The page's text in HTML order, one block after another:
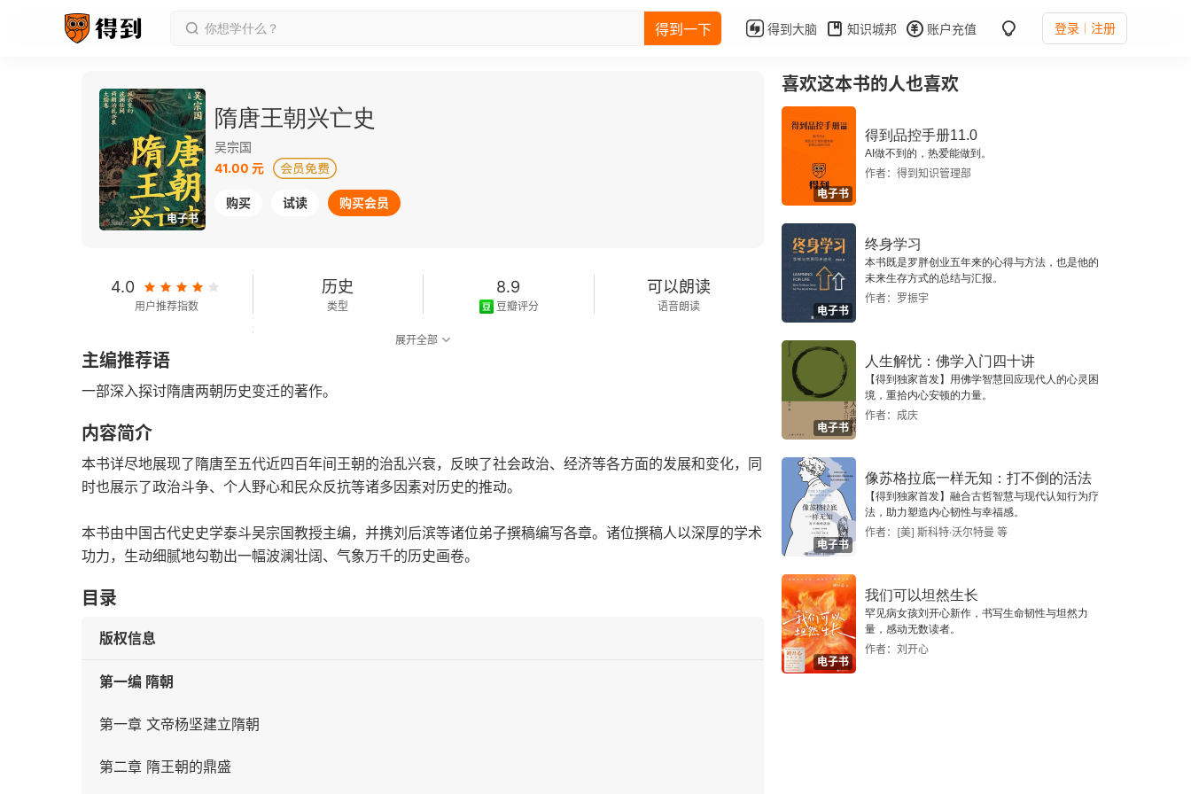
得到一下 得到大脑 知识城邦 账户充值 登录 注册
电子书
隋唐王朝兴亡史
吴宗国
41.00 元
购买 试读 购买会员
4.0
用户推荐指数
历史
类型
8.9
豆瓣评分
可以朗读
语音朗读
字数
展开全部
主编推荐语
一部深入探讨隋唐两朝历史变迁的著作。
内容简介
本书详尽地展现了隋唐至五代近四百年间王朝的治乱兴衰，反映了社会政治、经济等各方面的发展和变化，同
时也展示了政治斗争、个人野心和民众反抗等诸多因素对历史的推动。
本书由中国古代史史学泰斗吴宗国教授主编，并携刘后滨等诸位弟子撰稿编写各章。诸位撰稿人以深厚的学术
功力，生动细腻地勾勒出一幅波澜壮阔、气象万千的历史画卷。
目录
版权信息
第一编 隋朝
第一章 文帝杨坚建立隋朝
第二章 隋王朝的鼎盛
喜欢这本书的人也喜欢
电子书
得到品控手册11.0
AI做不到的，热爱能做到。
作者：得到知识管理部
电子书
终身学习
本书既是罗胖创业五年来的心得与方法，也是他的
未来生存方式的总结与汇报。
作者：罗振宇
电子书
人生解忧：佛学入门四十讲
【得到独家首发】用佛学智慧回应现代人的心灵困
境，重拾内心安顿的力量。
作者：成庆
电子书
像苏格拉底一样无知：打不倒的活法
【得到独家首发】融合古哲智慧与现代认知行为疗
法，助力塑造内心韧性与幸福感。
作者：[美] 斯科特·沃尔特曼 等
电子书
我们可以坦然生长
罕见病女孩刘开心新作，书写生命韧性与坦然力
量，感动无数读者。
作者：刘开心